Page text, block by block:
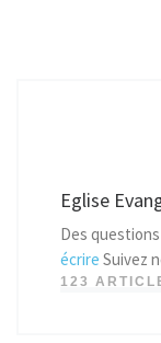
Eglise
Des
écrire Suivez
123